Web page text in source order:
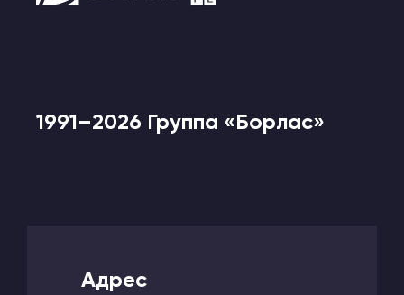
1991–2026 Группа «Борлас»
Адрес